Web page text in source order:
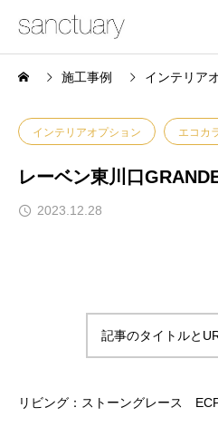
施工事例 インテリア
インテリアオプション エコカ
レーベン東川口
2023.12.28
記事のタイトルと
リビング：ストーングレース